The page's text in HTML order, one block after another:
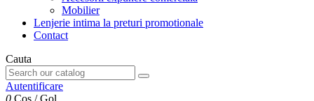
Mobilier
Lenjerie intima la preturi promotionale
Contact
Cauta
Autentificare
0 Cos /Gol